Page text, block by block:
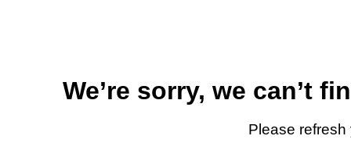
We’re sorry, we can’t
Please refresh